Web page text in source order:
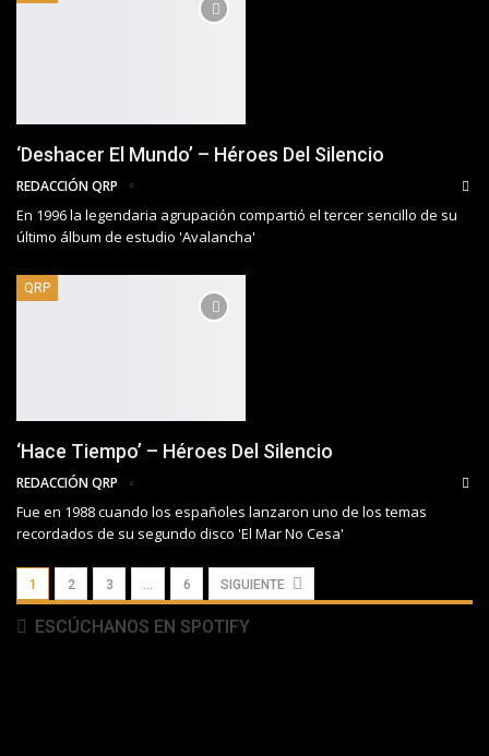
‘Deshacer El Mundo’ – Héroes Del Silencio
REDACCIÓN QRP
En 1996 la legendaria agrupación compartió el tercer sencillo de su
último álbum de estudio 'Avalancha'
QRP
‘Hace Tiempo’ – Héroes Del Silencio
REDACCIÓN QRP
Fue en 1988 cuando los españoles lanzaron uno de los temas
recordados de su segundo disco 'El Mar No Cesa'
1 2 3 … 6 SIGUIENTE
ESCÚCHANOS EN SPOTIFY